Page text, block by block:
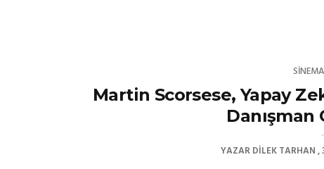
Martin Scorsese, Yapay
Danışman
YAZARDILEK TARHAN